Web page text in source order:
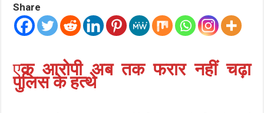
Share
एक आरोपी अब तक फरार नहीं चढ़ा
पुलिस के हत्थे